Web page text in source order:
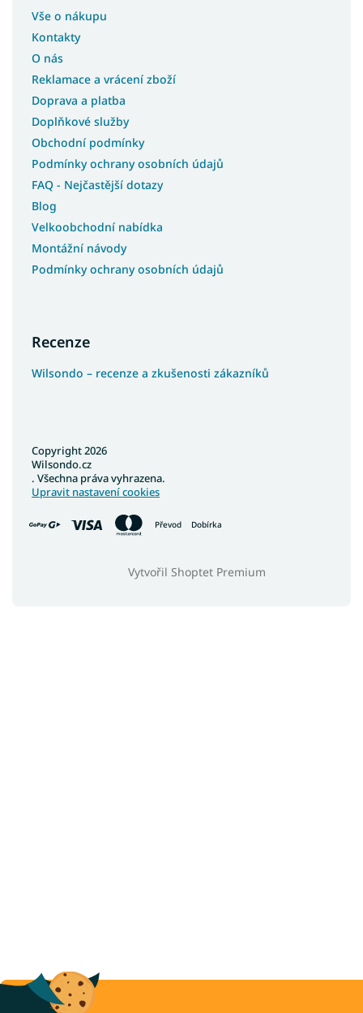
Vše o nákupu
Kontakty
O nás
Reklamace a vrácení zboží
Doprava a platba
Doplňkové služby
Obchodní podmínky
Podmínky ochrany osobních údajů
FAQ - Nejčastější dotazy
Blog
Velkoobchodní nabídka
Montážní návody
Podmínky ochrany osobních údajů
Recenze
Wilsondo – recenze a zkušenosti zákazníků
Převod Dobírka
Vytvořil Shoptet Premium
Copyright 2026
Wilsondo.cz
. Všechna práva vyhrazena.
Upravit nastavení cookies